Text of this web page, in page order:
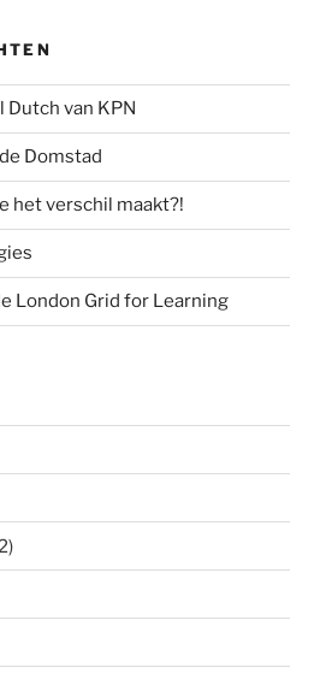
Dutch van KPN
Domstad
het verschil maakt?!
London Grid for Learning